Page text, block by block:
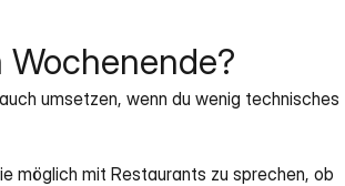
umsetzen, wenn du wenig technisches
möglich mit Restaurants zu sprechen, ob